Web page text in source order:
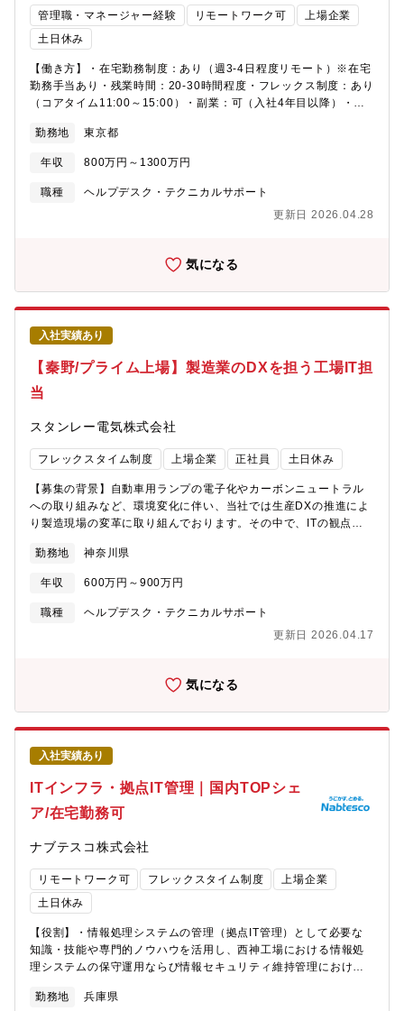
端テクノロジーを生かしたネットワーク、ストレージ関連機器、
ソフトウェア製品を幅広く取り扱い、クラウド時代のビジネスソ
リューションとして提供しています。■出荷、導入からサポート、
製品改善まで一貫して提供可能な点が同社の強みです。
管理職・マネージャー経験 リモートワーク可
上場企業
土日休み
【働き方】・在宅勤務制度：あり（週3-4日程度リモート）※在宅
勤務手当あり・残業時間：20-30時間程度・フレックス制度：あり
（コアタイム11:00～15:00）・副業：可（入社4年目以降）・服
（TAM）は、有償サービスをご利用いただくお客様を担当し、 セ
キュリティ・リスク対策製品の導入支援、利活用促進、運用サポ
ートを通じて、お客様の継続的なセキュリティ強化を実現する役
割です。単なる製品導入・運用にとどまらず、サイバーセキュリ
バーセキュリティ双方の持続的な発展」を目指した専門的な支援
功へ導くため、以下の業務を担当いただきます。?・弊社ソリュー
ションの導入支援および利活用促進に向けた提案?・技術サポート
安定した運用を実現するための改善提案および技術的な課題解決
支援??・担当顧客における契約継続（解約防止）に向けたコミュ
ニケーション?・最新の脅威・リスク情報の提供と、それに基づく
対策検討・提案活動?【その他】従業員の”キャリア自律”を支援す
るための人事制度を設けております。ぜひご覧ください。・
Vision, Mission, Core Value | トレンドマイクロ | トレンドマイ
クロ (JP) (trendmicro.com)・社員インタビューインタビュー | ト
(trendmicro.com)・同社は在宅勤務をはじめとしたテレワークと
オフィスワークを組み合わせたハイブリットな働き方を推奨して
おり、各人が生産性とチームワークを意識した上で、柔軟な働き
内の指定あり）
勤務地 東京都
年収 800万円～1300万円
職種
ヘルプデスク・テクニカルサポート
更新日 2026.04.28
気になる
入社実績あり
【秦野/プライム上場】製造業のDXを担う工場IT担
当
スタンレー電気株式会社
フレックスタイム制度 上場企業 正社員 土日休み
【募集の背景】自動車用ランプの電子化やカーボンニュートラル
への取り組みなど、環境変化に伴い、当社では生産DXの推進によ
り製造現場の変革に取り組んでおります。その中で、ITの観点か
ッション】工場内で使用する各種ハードウェア・ソフトウェアの
導入・運用・管理業務をお任せします。【業務内容】・PC・サー
バー・タブレット・複合機・プリンタ・バーコードリーダ等の導
入・運用・管理・社内ネットワークの管理・社内システムのアカ
わらず、他部門へキャリアパスあり。・海外関社への出向による
野四輪工場 SNAP管理課工場内の50名程がいる事務所におい
て、原価管理係と原価企画係と2つの係に10名程が在籍しており、
原価管理係でシステム関連全般のお仕事をお任せします。ハード
ウェア、ソフトウェア、社内ネットワーク等、幅広い業務をお任
せします。情報処理等に関連する資格保有者は歓迎致します。定
着率の高い職場で、楽しく働くことができます。【仕事の魅力及
び職場環境（裁量・責任感・雰囲気など）】主に自動車用ランプ
の樹脂成形/表面処理/組立までを行う製造現場の間近で、様々な部
署の人と関わります。樹脂、金属、電子部品など多くの材料、部
報機器を管理する重要な部署であり、広い視野と知識を身に付け
ることができます。工場一丸となりヒト・モノ・カネを動かし生
産～出荷により得る売上から、利益を創出する達成感を全員で味
わうことを目指しています。【働き方について】・フレックスタ
イム制：あり(コアタイム：13:00-15:00)・在宅勤務：あり※業務
上支障のない時のみ認められております。【外出・出張の有無】
無【定年】65歳 ※役職定年無し【数値で見る同社の魅力】■創業
1920年自動車用電球の製造・販売から始まった同社。現在は光の
4,724億円(1962年に東証一部上場、以後、売上を拡大しつつ、現
勤務地 神奈川県
年収 600万円～900万円
職種
ヘルプデスク・テクニカルサポート
更新日 2026.04.17
気になる
入社実績あり
ITインフラ・拠点IT管理｜国内TOPシェ
ア/在宅勤務可
ナブテスコ株式会社
リモートワーク可 フレックスタイム制度
上場企業
土日休み
【役割】・情報処理システムの管理（拠点IT管理）として必要な
知識・技能や専門的ノウハウを活用し、西神工場における情報処
理システムの保守運用ならび情報セキュリティ維持管理における
働させるとともに、デジタル技術の利活用によるビジネスプロセ
勤務地 兵庫県